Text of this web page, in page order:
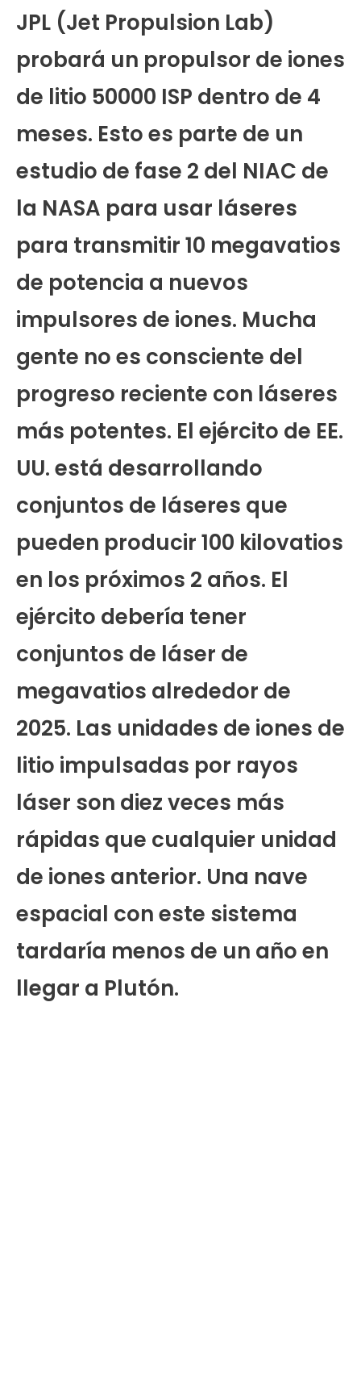
JPL (Jet Propulsion Lab)
probará un propulsor de iones
de litio 50000 ISP dentro de 4
meses. Esto es parte de un
estudio de fase 2 del NIAC de
la NASA para usar láseres
para transmitir 10 megavatios
de potencia a nuevos
impulsores de iones. Mucha
gente no es consciente del
progreso reciente con láseres
más potentes. El ejército de EE.
UU. está desarrollando
conjuntos de láseres que
pueden producir 100 kilovatios
en los próximos 2 años. El
ejército debería tener
conjuntos de láser de
megavatios alrededor de
2025. Las unidades de iones de
litio impulsadas por rayos
láser son diez veces más
rápidas que cualquier unidad
de iones anterior. Una nave
espacial con este sistema
tardaría menos de un año en
llegar a Plutón.